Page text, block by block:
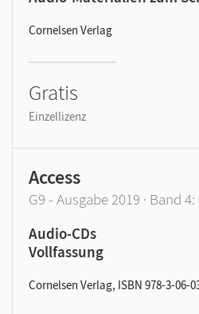
Cornelsen Verlag
Gratis
Einzellizenz
Access
G9 - Ausgabe 2019 · Band
Audio-CDs
Vollfassung
Cornelsen Verlag, ISBN 978-3-06-